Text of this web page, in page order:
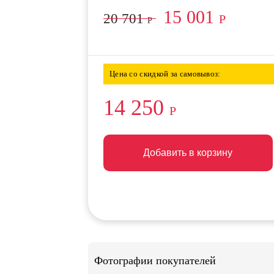
20 701Р 15 001 Р
Цена со скидкой за самовывоз:
14 250 Р
Добавить в корзину
Добавить в корзину
Добавить в корзину
Фотографии покупателей